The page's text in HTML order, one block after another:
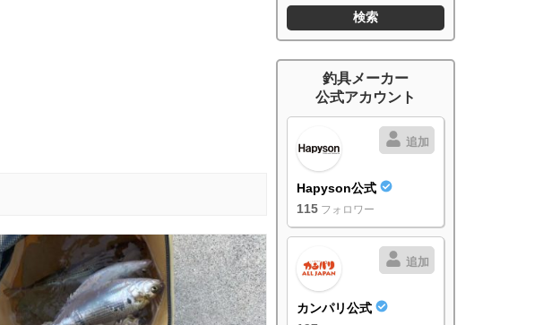
釣具メーカー
公式アカウント
追加
Hapyson公式
115 フォロワー
追加
カンパリ公式